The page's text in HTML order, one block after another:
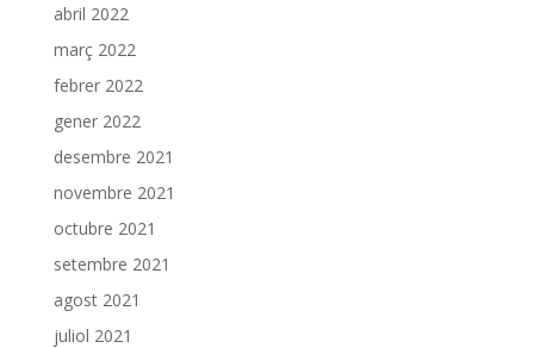
abril 2022
març 2022
febrer 2022
gener 2022
desembre 2021
novembre 2021
octubre 2021
setembre 2021
agost 2021
juliol 2021